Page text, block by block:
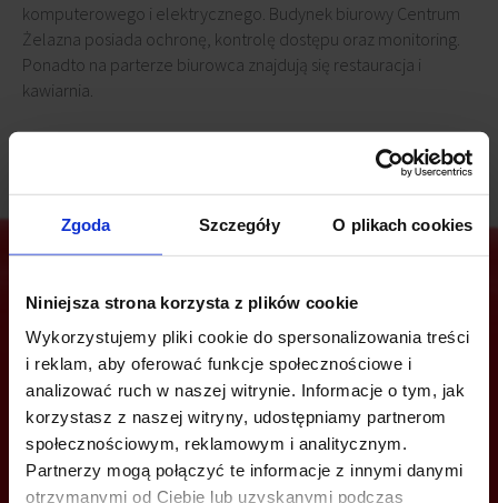
Zgoda Szczegóły O plikach cookies
Niniejsza strona korzysta z plików cookie
Wykorzystujemy pliki cookie do spersonalizowania treści
i reklam, aby oferować funkcje społecznościowe i
analizować ruch w naszej witrynie. Informacje o tym, jak
korzystasz z naszej witryny, udostępniamy partnerom
społecznościowym, reklamowym i analitycznym.
Partnerzy mogą połączyć te informacje z innymi danymi
otrzymanymi od Ciebie lub uzyskanymi podczas
komputerowego i elektrycznego. Budynek biurowy Centrum
Żelazna posiada ochronę, kontrolę dostępu oraz monitoring.
Ponadto na parterze biurowca znajdują się restauracja i
kawiarnia.
Jesteś zainteresowany tą ofertą?
ZADZWOŃ I DOWIEDZ SIĘ WIĘCEJ
+48 22 167 04 00